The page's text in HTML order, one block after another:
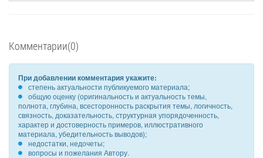
Комментарии(0)
При добавлении комментария укажите:
степень актуальности публикуемого материала;
общую оценку (оригинальность и актуальность темы,
полнота, глубина, всесторонность раскрытия темы, логичность,
связность, доказательность, структурная упорядоченность,
характер и достоверность примеров, иллюстративного
материала, убедительность выводов);
недостатки, недочеты;
вопросы и пожелания Автору.